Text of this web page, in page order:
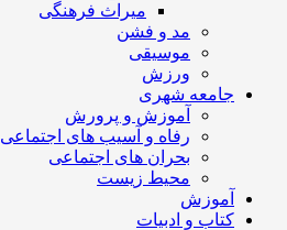
تهران
میراث فرهنگی
مد و فشن
موسیقی
ورزش
جامعه شهری
آموزش و پرورش
رفاه و آسیب های اجتماعی
بحران های اجتماعی
محیط زیست
آموزش
کتاب و ادبیات